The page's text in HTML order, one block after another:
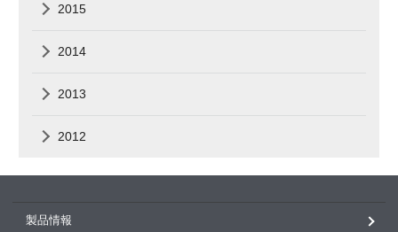
2015
2014
2013
2012
製品情報